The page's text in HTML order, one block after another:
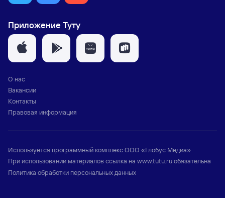
Приложение Туту
О нас
Вакансии
Контакты
Правовая информация
Используется программный комплексООО «Глобус Медиа»
При использовании материалов ссылка на www.tutu.ruобязательна
Политика обработки персональных данных